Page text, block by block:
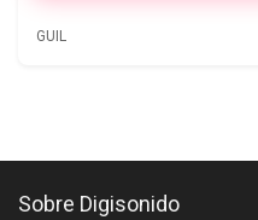
GUIL
Sobre Digisonido